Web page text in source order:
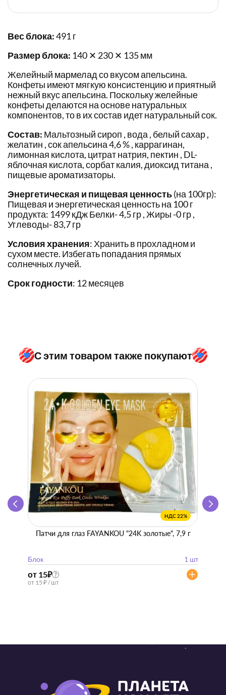
Вес блока:491 г
Размер блока: 140 ✕ 230 ✕ 135 мм
Желейный мармелад со вкусом апельсина.
Конфеты имеют мягкую консистенцию и приятный
нежный вкус апельсина. Поскольку желейные
конфеты делаются на основе натуральных
компонентов, то в их состав идет натуральный сок.
Состав: Мальтозный сироп , вода , белый сахар ,
желатин , сок апельсина 4,6 % , каррагинан,
лимонная кислота, цитрат натрия, пектин , DL-
яблочная кислота, сорбат калия, диоксид титана ,
пищевые ароматизаторы.
Энергетическая и пищевая ценность(на 100гр):
Пищевая и энергетическая ценность на 100 г
продукта: 1499 кДж Белки- 4,5 гр , Жиры -0 гр ,
Углеводы- 83,7 гр
Условия хранения: Хранить в прохладном и
сухом месте. Избегать попадания прямых
солнечных лучей.
Срок годности: 12 месяцев
С этим товаром также покупают
НДС 22%
Патчи для глаз FAYANKOU "24K золотые", 7,9 г
Блок 1 шт
от 15₽ ?
от 15 ₽ / шт